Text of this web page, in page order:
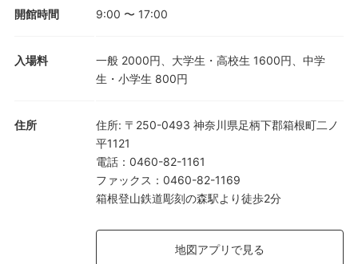
開館時間 9:00 〜 17:00
入場料
一般 2000円、大学生・高校生 1600円、中学
生・小学生 800円
住所 住所: 〒250-0493 神奈川県足柄下郡箱根町二ノ
平1121
電話 ： 0460-82-1161
ファックス ： 0460-82-1169
箱根登山鉄道彫刻の森駅より徒歩2分
地図アプリで見る